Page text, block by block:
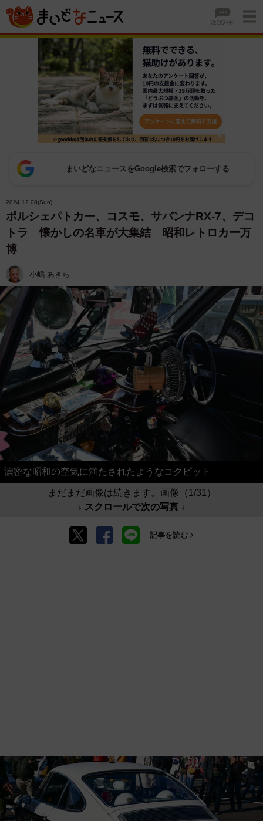
まいどなニュースをGoogle検索でフォローする
2024.12.08(Sun)
ポルシェパトカー、コスモ、サバンナRX-7、デコ
トラ 懐かしの名車が大集結 昭和レトロカー万
博
小嶋 あきら
濃密な昭和の空気に満たされたようなコクピット
まだまだ画像は続きます。画像（1/31）
↓ スクロールで次の写真 ↓
記事を読む